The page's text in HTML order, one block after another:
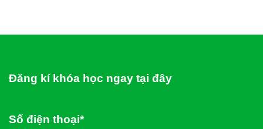
Đăng kí khóa học ngay tại đây
Số điện thoại*